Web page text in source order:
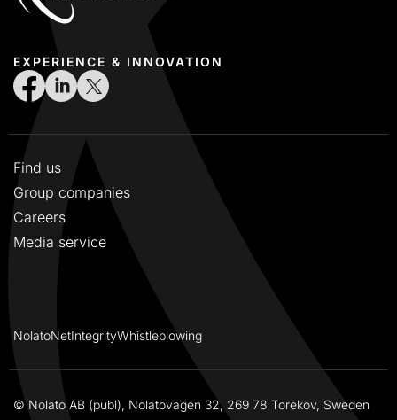
EXPERIENCE & INNOVATION
Find us
Group companies
Careers
Media service
NolatoNetIntegrityWhistleblowing
© Nolato AB (publ), Nolatovägen 32, 269 78 Torekov, Sweden